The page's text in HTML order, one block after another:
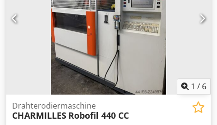
340 mm²/min Beste Oberfläche: Ra 0,2 µm Verfügbare
Drahtdurchmesser: 0,15 mm bis 0,33 mm Abmessungen
der kompletten Anlage: 2600 x 2540 x 2240 mm
Gesamtgewicht der Anlage: 3300 kg Die Maschine wird von
uns nach Auftragseingang gereinigt und generalüberholt
sowie auf alle Funktionen getestet. Sie erhalten eine
Gewährleistung von 6 Monaten auf die Maschine. Gerne
bieten wir Ihnen die Inbetriebnahme der Maschine an.
1 / 6
Drahterodiermaschine
CHARMILLES Robofil 440 CC